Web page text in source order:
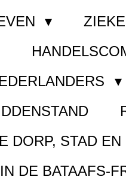
DORP, STAD EN
DE BATAAFS-